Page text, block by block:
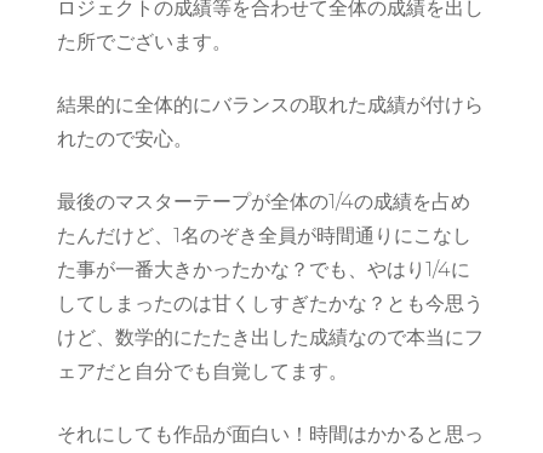
ロジェクトの成績等を合わせて全体の成績を出し
た所でございます。
結果的に全体的にバランスの取れた成績が付けら
れたので安心。
最後のマスターテープが全体の1/4の成績を占め
たんだけど、1名のぞき全員が時間通りにこなし
た事が一番大きかったかな？でも、やはり1/4に
してしまったのは甘くしすぎたかな？とも今思う
けど、数学的にたたき出した成績なので本当にフ
ェアだと自分でも自覚してます。
それにしても作品が面白い！時間はかかると思っ